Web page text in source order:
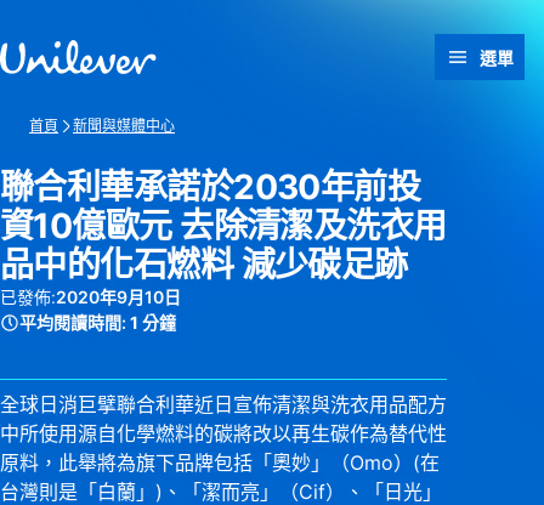
選單
首頁 新聞與媒體中心
聯合利華承諾於2030年前投
資10億歐元 去除清潔及洗衣用
品中的化石燃料 減少碳足跡
已發佈:2020年9月10日
平均閱讀時間: 1 分鐘
全球日消巨擘聯合利華近日宣佈清潔與洗衣用品配方
中所使用源自化學燃料的碳將改以再生碳作為替代性
原料，此舉將為旗下品牌包括「奧妙」（Omo）(在
台灣則是「白蘭」)、「潔而亮」（Cif）、「日光」